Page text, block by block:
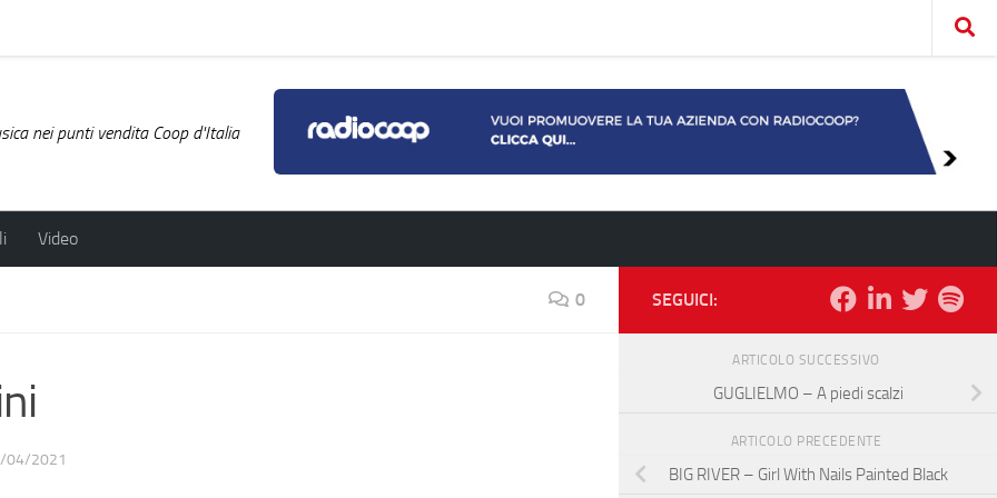
nei punti vendita Coop d'Italia
Video
0
04/2021
SEGUICI:
ARTICOLO SUCCESSIVO
GUGLIELMO – A piedi scalzi
ARTICOLO PRECEDENTE
BIG RIVER – Girl With Nails Painted Black